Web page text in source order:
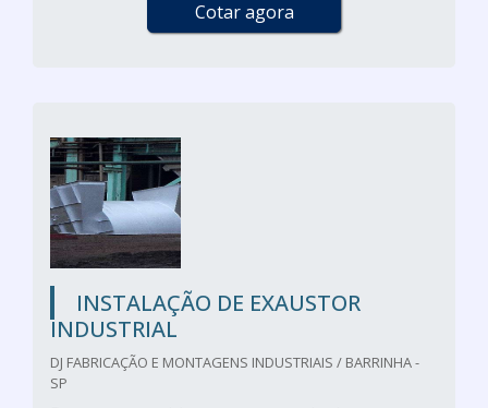
Cotar agora
INSTALAÇÃO DE EXAUSTOR
INDUSTRIAL
DJ FABRICAÇÃO E MONTAGENS INDUSTRIAIS / BARRINHA -
SP